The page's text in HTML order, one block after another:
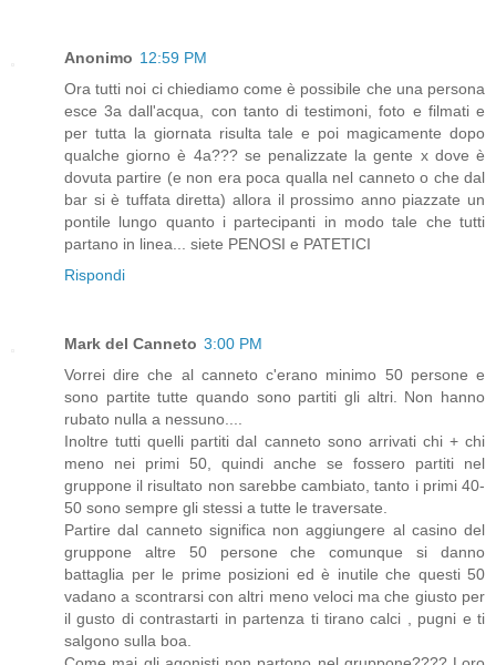
Anonimo 12:59 PM
Ora tutti noi ci chiediamo come è possibile che una persona
esce 3a dall'acqua, con tanto di testimoni, foto e filmati e
per tutta la giornata risulta tale e poi magicamente dopo
qualche giorno è 4a??? se penalizzate la gente x dove è
dovuta partire (e non era poca qualla nel canneto o che dal
bar si è tuffata diretta) allora il prossimo anno piazzate un
pontile lungo quanto i partecipanti in modo tale che tutti
partano in linea... siete PENOSI e PATETICI
Rispondi
Mark del Canneto 3:00 PM
Vorrei dire che al canneto c'erano minimo 50 persone e
sono partite tutte quando sono partiti gli altri. Non hanno
rubato nulla a nessuno....
Inoltre tutti quelli partiti dal canneto sono arrivati chi + chi
meno nei primi 50, quindi anche se fossero partiti nel
gruppone il risultato non sarebbe cambiato, tanto i primi 40-
50 sono sempre gli stessi a tutte le traversate.
Partire dal canneto significa non aggiungere al casino del
gruppone altre 50 persone che comunque si danno
battaglia per le prime posizioni ed è inutile che questi 50
vadano a scontrarsi con altri meno veloci ma che giusto per
il gusto di contrastarti in partenza ti tirano calci , pugni e ti
salgono sulla boa.